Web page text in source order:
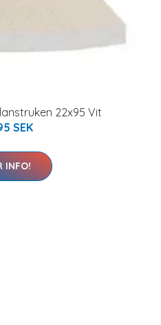
22x95 Vit
SEK
INFO!